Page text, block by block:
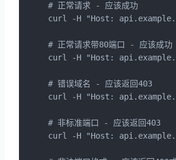
# 正常请求 - 应该成功
curl -H "Host:
# 正常请求带80端口 - 应该成功
curl -H "Host:
# 错误域名 - 应该返回403
curl -H "Host:
# 非标准端口 - 应该返回403
curl -H "Host: